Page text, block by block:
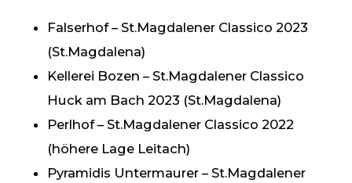
Falserhof – St.Magdalener Classico 2023
(St.Magdalena)
Kellerei Bozen – St.Magdalener Classico
Huck am Bach 2023 (St.Magdalena)
Perlhof – St.Magdalener Classico 2022
(höhere Lage Leitach)
Pyramidis Untermaurer – St.Magdalener